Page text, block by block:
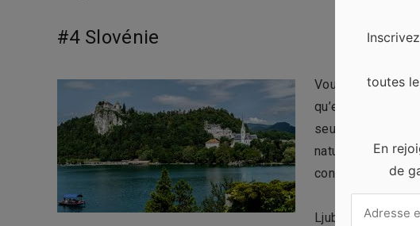
#4 Slovénie
Vous ne
qu’en zone
seulement faire
nature. Vous
confronté à des
Ljubljana ainsi
toutes
En
de